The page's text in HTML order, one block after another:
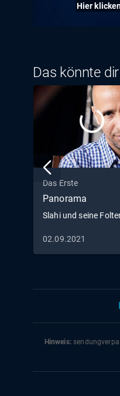
Hier
Das könnte
Das Erste
Panorama
Slahi und seine
02.09.2021
Hinweis: